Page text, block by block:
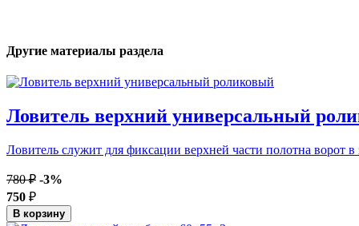
Другие материалы раздела
Ловитель верхний универсальный
Ловитель служит для фиксации верхней части полотна
780 ₽ -3%
750 ₽
В корзину